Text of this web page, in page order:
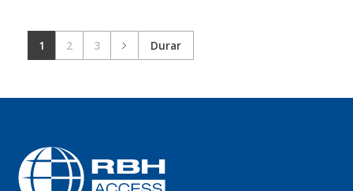
1 2 3 Durar